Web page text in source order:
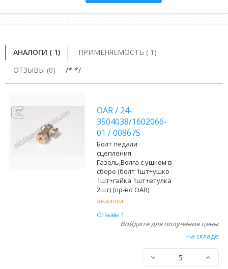
АНАЛОГИ ( 1)
ПРИМЕНЯЕМОСТЬ ( 1)
ОТЗЫВЫ (0)
/* */
OAR/ 24-
3504038/1602066-
01 /008675
Болт педали
сцепления
Газель,Волга c ушком в
сборе (болт 1шт+ушко
1шт+гайка 1шт+втулка
2шт) (пр-во OAR)
аналоги
Отзывы 1
Войдите для получения цены
На складе